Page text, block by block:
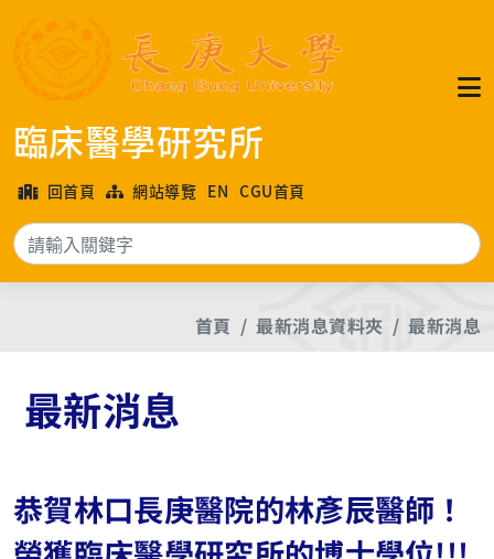
臨床醫學研究所
回首頁 網站導覽 EN CGU首頁
搜尋
首頁 最新消息資料夾 最新消息
最新消息
恭賀林口長庚醫院的林彥辰醫師！